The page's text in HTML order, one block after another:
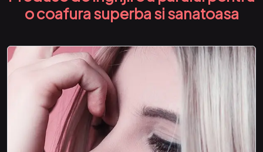
o coafura superba si sanatoasa